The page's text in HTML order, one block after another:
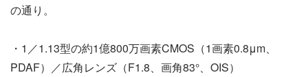
の通り。
・1／1.13型の約1億800万画素CMOS（1画素0.8μm、
PDAF）／広角レンズ（F1.8、画角83°、OIS）